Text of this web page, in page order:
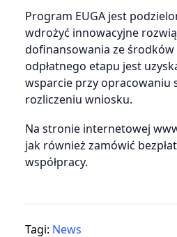
Program EUGA jest
wdrożyć innowacyjne
dofinansowania ze
odpłatnego etapu jest
wsparcie przy opracowaniu
rozliczeniu wniosku.
Na stronie internetowej
jak również zamówić
współpracy.
Tagi: News